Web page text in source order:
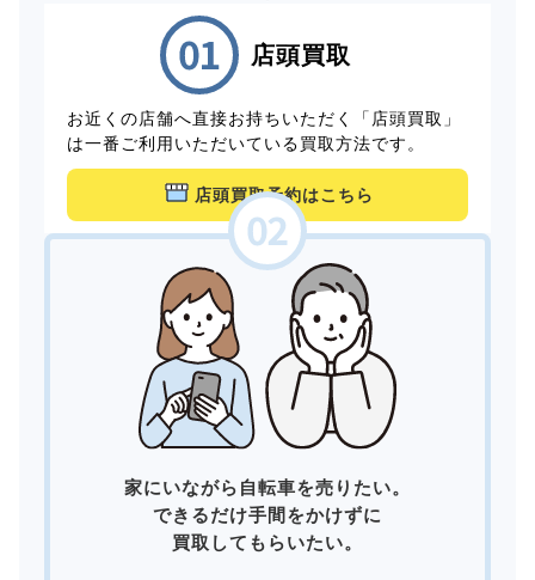
店頭買取
お近くの店舗へ直接お持ちいただく「店頭買取」
は一番ご利用いただいている買取方法です。
店頭買取予約はこちら
家にいながら自転車を売りたい。
できるだけ手間をかけずに
買取してもらいたい。